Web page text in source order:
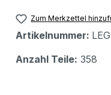
Zum Merkzettel
Artikelnummer:
Anzahl Teile: 358